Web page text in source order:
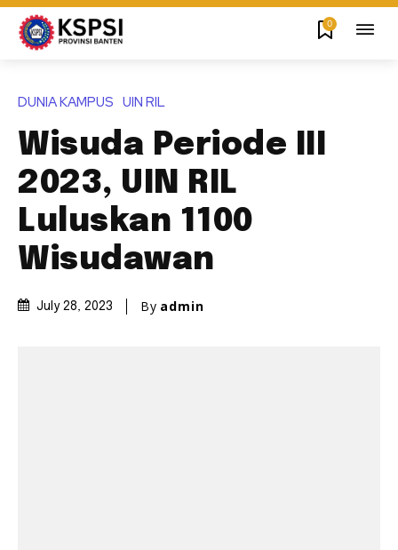
0
DUNIA KAMPUS UIN RIL
Wisuda Periode III
2023, UIN RIL
Luluskan 1100
Wisudawan
July 28, 2023 By admin